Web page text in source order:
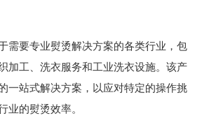
需要专业熨烫解决方案的各类行业，包
加工、洗衣服务和工业洗衣设施。该产
一站式解决方案，以应对特定的操作挑
业的熨烫效率。